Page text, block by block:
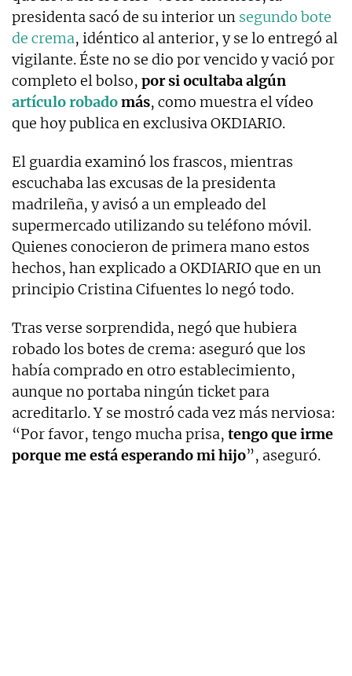
presidenta sacó de su interior un segundo bote
de crema, idéntico al anterior, y se lo entregó al
vigilante. Éste no se dio por vencido y vació por
completo el bolso, por si ocultaba algún
artículo robadomás, como muestra el vídeo
que hoy publica en exclusiva OKDIARIO.
El guardia examinó los frascos, mientras
escuchaba las excusas de la presidenta
madrileña, y avisó a un empleado del
supermercado utilizando su teléfono móvil.
Quienes conocieron de primera mano estos
hechos, han explicado a OKDIARIO que en un
principio Cristina Cifuentes lo negó todo.
Tras verse sorprendida, negó que hubiera
robado los botes de crema: aseguró que los
había comprado en otro establecimiento,
aunque no portaba ningún ticket para
acreditarlo. Y se mostró cada vez más nerviosa:
“Por favor, tengo mucha prisa, tengo que irme
porque me está esperando mi hijo”, aseguró.